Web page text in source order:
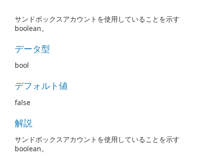
サンドボックスアカウントを使用していることを示す
boolean。
データ型
bool
デフォルト値
false
解説
サンドボックスアカウントを使用していることを示す
boolean。